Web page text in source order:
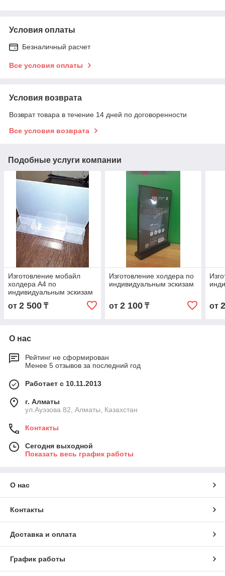
Условия оплаты
Безналичный расчет
Все условия оплаты
Условия возврата
Возврат товара в течение 14 дней по договоренности
Все условия возврата
Подобные услуги компании
Изготовление мобайл
холдера А4 по
индивидуальным эскизам
от 2 500 ₸
Изготовление холдера по
индивидуальным эскизам
от 2 100₸ от
О нас
Рейтинг не сформирован
Менее 5 отзывов за последний год
Работает с 10.11.2013
г. Алматы
ул.Ауэзова 82, Алматы, Казахстан
Контакты
Сегодня выходной
Показать весь график работы
О нас
Контакты
Доставка и оплата
График работы